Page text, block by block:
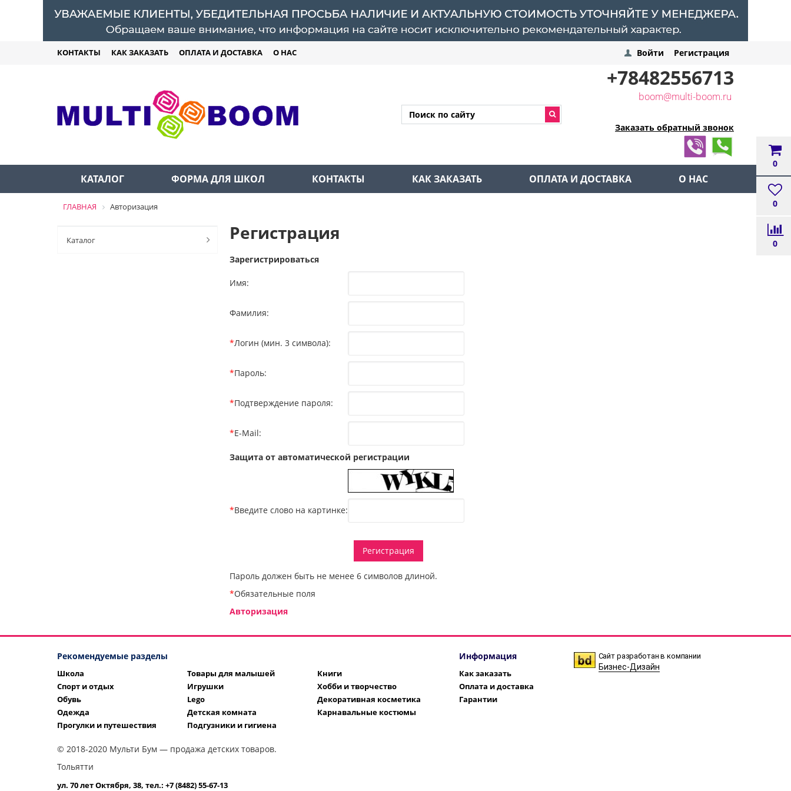
КОНТАКТЫ КАК ЗАКАЗАТЬ ОПЛАТА И ДОСТАВКА О НАС
0
0
0
Войти Регистрация
+78482556713
boom@multi-boom.ru
Заказать обратный звонок
КАТАЛОГ ФОРМА ДЛЯ ШКОЛ КОНТАКТЫ КАК ЗАКАЗАТЬ ОПЛАТА И ДОСТАВКА О НАС
ГЛАВНАЯ Авторизация
Каталог Регистрация
Зарегистрироваться
Имя:
Фамилия:
*Логин (мин. 3 символа):
*Пароль:
*Подтверждение пароля:
*E-Mail:
Защита от автоматической регистрации
*Введите слово на картинке:
Пароль должен быть не менее 6 символов длиной.
*Обязательные поля
Авторизация
Рекомендуемые разделы Информация Сайт разработан в компании
Бизнес-Дизайн
Школа
Спорт и отдых
Обувь
Одежда
Прогулки и путешествия
Товары для малышей
Игрушки
Lego
Детская комната
Подгузники и гигиена
Книги
Хобби и творчество
Декоративная косметика
Карнавальные костюмы
Как заказать
Оплата и доставка
Гарантии
© 2018-2020 Мульти Бум — продажа детских товаров.
Тольятти
ул. 70 лет Октября, 38, тел.: +7 (8482) 55-67-13